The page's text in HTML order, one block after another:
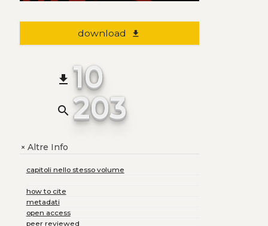
download file_download
file_download 10
search 203
+Altre Info
capitoli nello stesso volume
how to cite
metadati
open access
peer reviewed